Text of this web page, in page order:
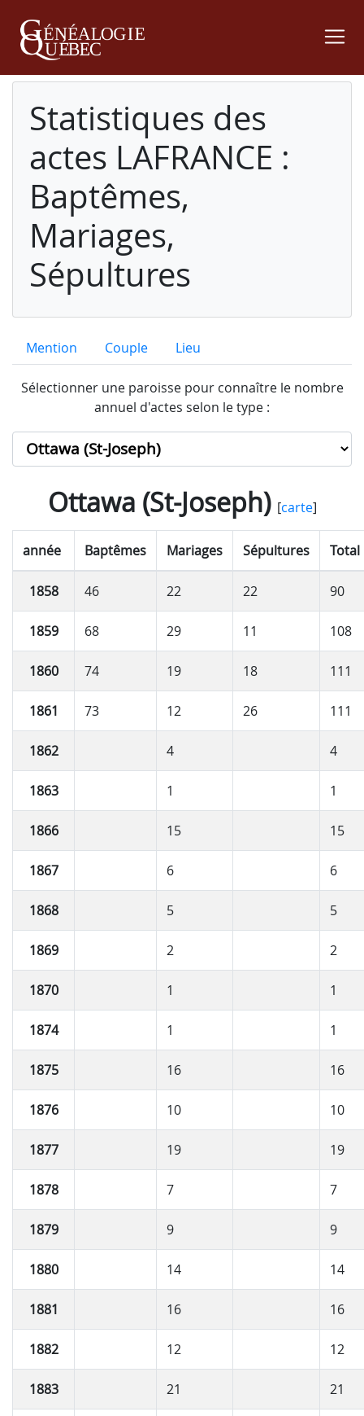
Statistiques des
actes LAFRANCE :
Baptêmes,
Mariages,
Sépultures
Mention Couple Lieu
Sélectionner une paroisse pour connaître le nombre
annuel d'actes selon le type :
Ottawa (St-Joseph)[carte]
année Baptêmes Mariages Sépultures Total
1858 46 22 22 90
1859 68 29 11 108
1860 74 19 18 111
1861 73 12 26 111
1862 4 4
1863 1 1
1866 15 15
1867 6 6
1868 5 5
1869 2 2
1870 1 1
1874 1 1
1875 16 16
1876 10 10
1877 19 19
1878 7 7
1879 9 9
1880 14 14
1881 16 16
1882 12 12
1883 21 21